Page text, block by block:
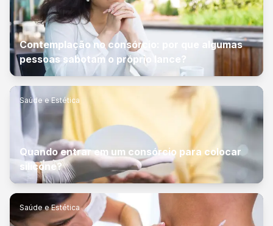
Contemplação no consórcio: por que algumas
pessoas sabotam o próprio lance?
Saúde e Estética
Quando entrar em um consórcio para colocar
silicone?
Saúde e Estética